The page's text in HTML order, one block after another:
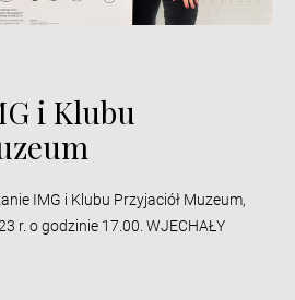
i Klubu
IMG i Klubu Przyjaciół Muzeum,
r. o godzinie 17.00. WJECHAŁY